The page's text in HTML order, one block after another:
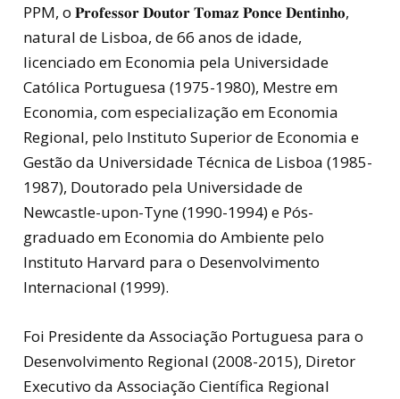
PPM, o 𝐏𝐫𝐨𝐟𝐞𝐬𝐬𝐨𝐫 𝐃𝐨𝐮𝐭𝐨𝐫 𝐓𝐨𝐦𝐚𝐳 𝐏𝐨𝐧𝐜𝐞 𝐃𝐞𝐧𝐭𝐢𝐧𝐡𝐨,
natural de Lisboa, de 66 anos de idade,
licenciado em Economia pela Universidade
Católica Portuguesa (1975-1980), Mestre em
Economia, com especialização em Economia
Regional, pelo Instituto Superior de Economia e
Gestão da Universidade Técnica de Lisboa (1985-
1987), Doutorado pela Universidade de
Newcastle-upon-Tyne (1990-1994) e Pós-
graduado em Economia do Ambiente pelo
Instituto Harvard para o Desenvolvimento
Internacional (1999).
Foi Presidente da Associação Portuguesa para o
Desenvolvimento Regional (2008-2015), Diretor
Executivo da Associação Científica Regional